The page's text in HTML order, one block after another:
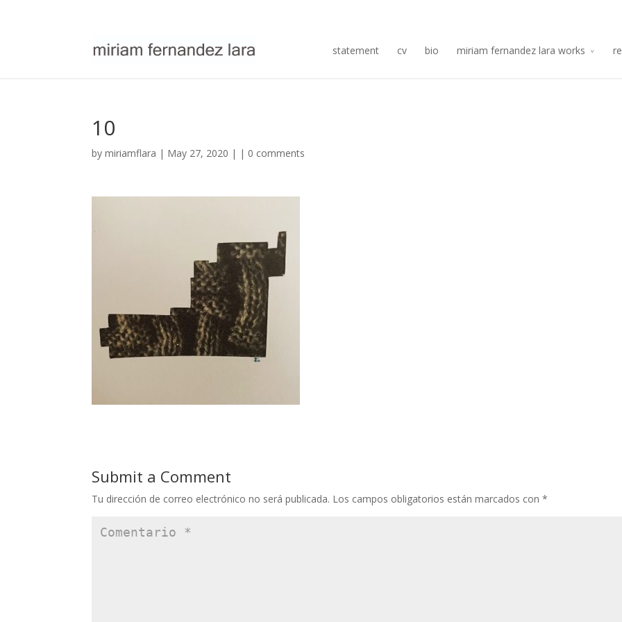
statement cv bio miriam fernandez lara works
10
by miriamflara | May 27, 2020 | | 0 comments
Submit a Comment
Tu dirección de correo electrónico no será publicada. Los campos obligatorios están marcados con *